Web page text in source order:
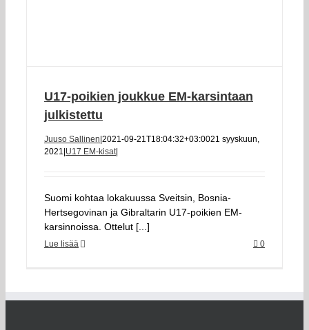
U17-poikien joukkue EM-karsintaan
julkistettu
Juuso Sallinen 2021-09-21T18:04:32+03:0021 syyskuun,
2021 U17 EM-kisat|
Suomi kohtaa lokakuussa Sveitsin, Bosnia-
Hertsegovinan ja Gibraltarin U17-poikien EM-
karsinnoissa. Ottelut [...]
Lue lisää 0